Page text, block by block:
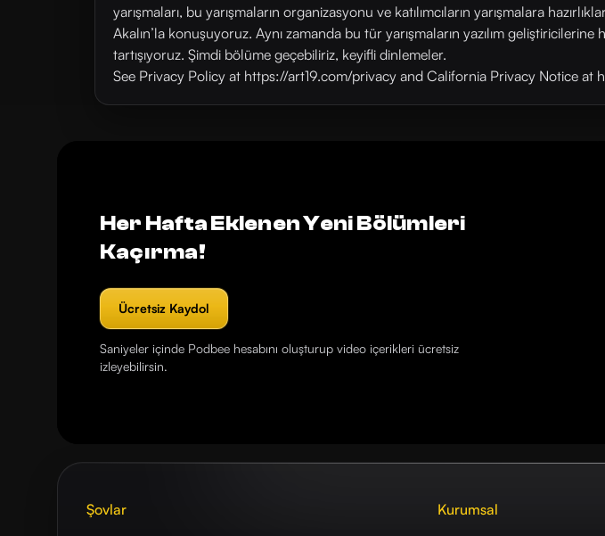
yarışmaları, bu yarışmaların organizasyonu ve katılımcıların yarışmalara
Akalın’la konuşuyoruz. Aynı zamanda bu tür yarışmaların yazılım
tartışıyoruz. Şimdi bölüme geçebiliriz, keyifli dinlemeler.
See Privacy Policy at https://art19.com/privacy and California Privacy Notice
Her Hafta Eklenen Yeni Bölümleri
Kaçırma!
Ücretsiz Kaydol
Saniyeler içinde Podbee hesabını oluşturup video içerikleri ücretsiz
izleyebilirsin.
Şovlar Kurumsal